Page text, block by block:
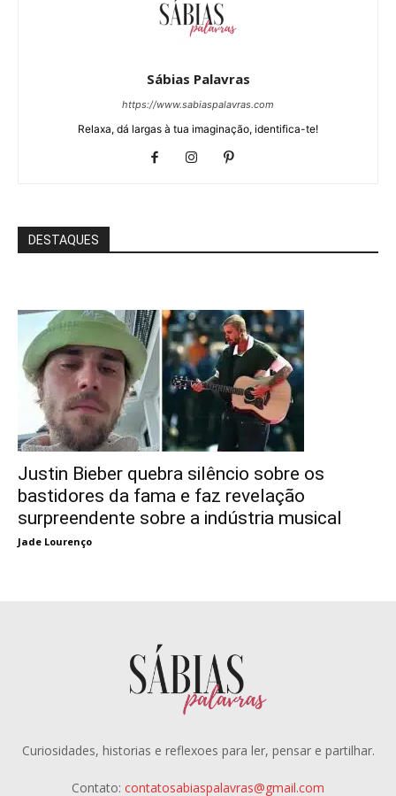
Sábias Palavras
https://www.sabiaspalavras.com
Relaxa, dá largas à tua imaginação, identifica-te!
DESTAQUES
Justin Bieber quebra silêncio sobre os
bastidores da fama e faz revelação
surpreendente sobre a indústria musical
Jade Lourenço
Curiosidades, historias e reflexoes para ler, pensar e partilhar.
Contato: contatosabiaspalavras@gmail.com